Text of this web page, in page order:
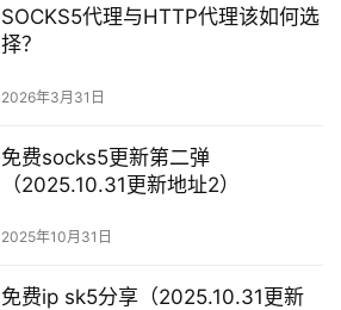
SOCKS5代理与HTTP代理该如何选
择？
2026年3月31日
免费socks5更新第二弹
（2025.10.31更新地址2）
2025年10月31日
免费ip sk5分享（2025.10.31更新